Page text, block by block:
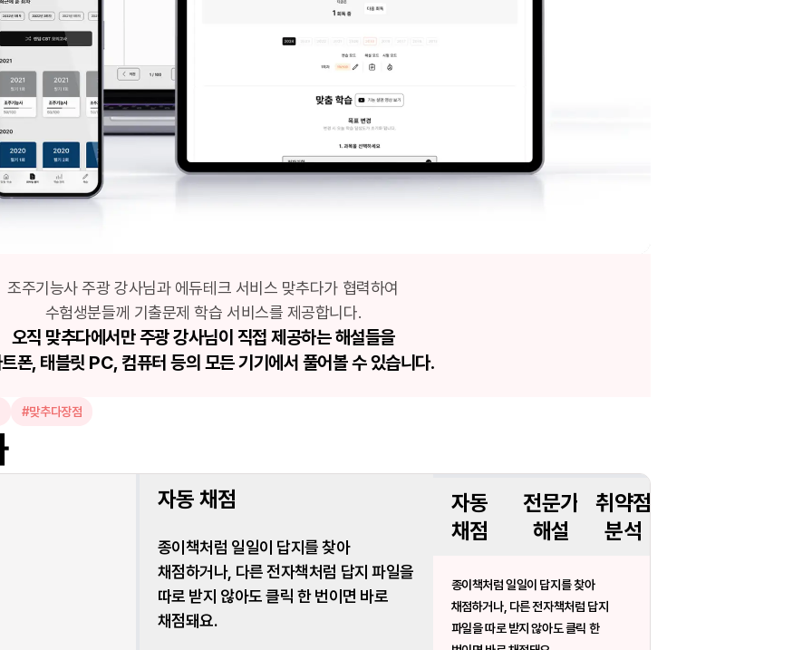
조주기능사 주광 강사님과 에듀테크 서비스 맞추다가 협력하여
수험생분들께 기출문제 학습 서비스를 제공합니다.
오직 맞추다에서만 주광 강사님이 직접 제공하는 해설들을
폰, 태블릿 PC, 컴퓨터 등의 모든 기기에서 풀어볼 수 있습니다.
#맞추다장점
자동 채점
종이책처럼 일일이 답지를 찾아
채점하거나, 다른 전자책처럼 답지 파일을
따로 받지 않아도 클릭 한 번이면 바로
채점돼요.
자동
채점
전문가
해설
취약점
분석
종이책처럼 일일이 답지를 찾아
채점하거나, 다른 전자책처럼 답지
파일을 따로 받지 않아도 클릭 한